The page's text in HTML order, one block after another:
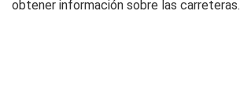
obtener información sobre las carreteras.